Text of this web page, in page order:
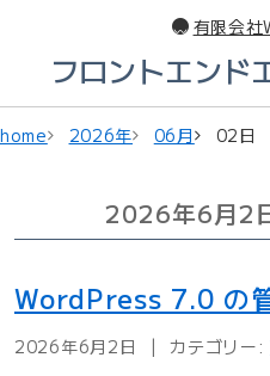
このペー
フロントエンド
有限会社
home 2026年 06月 02日
2026年6月2
WordPress 7.0 の
2026年6月2日 カテゴリー: